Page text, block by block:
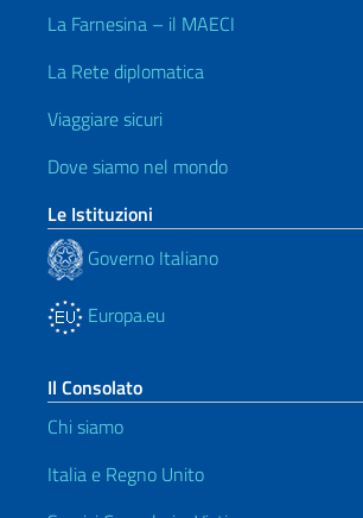
La Farnesina – il MAECI
La Rete diplomatica
Viaggiare sicuri
Dove siamo nel mondo
Le Istituzioni
Governo Italiano
Europa.eu
Il Consolato
Chi siamo
Italia e Regno Unito